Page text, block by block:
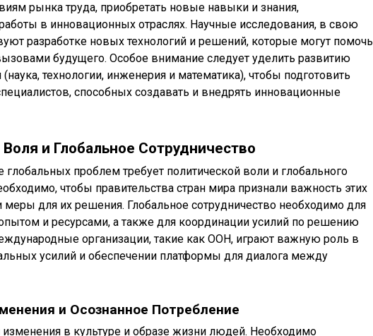
рынка труда, приобретать новые навыки и знания,
в инновационных отраслях. Научные исследования, в свою
разработке новых технологий и решений, которые могут помочь
будущего. Особое внимание следует уделить развитию
технологии, инженерия и математика), чтобы подготовить
способных создавать и внедрять инновационные
и Глобальное Сотрудничество
проблем требует политической воли и глобального
чтобы правительства стран мира признали важность этих
меры для их решения. Глобальное сотрудничество необходимо для
и ресурсами, а также для координации усилий по решению
организации, такие как ООН, играют важную роль в
усилий и обеспечении платформы для диалога между
и Осознанное Потребление
в культуре и образе жизни людей. Необходимо